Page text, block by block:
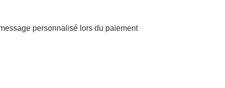
personnalisé lors du paiement